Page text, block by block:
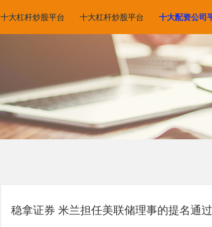
十大杠杆炒股平台 十大杠杆炒股平台 十大配资公司
稳拿证券 米兰担任美联储理事的提名通